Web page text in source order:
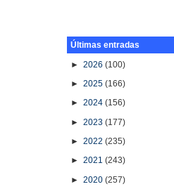
Últimas entradas
►2026(100)
►2025(166)
►2024(156)
►2023(177)
►2022(235)
►2021(243)
►2020(257)